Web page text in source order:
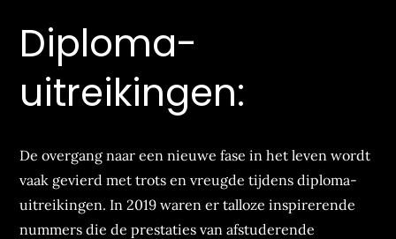
Diploma-
uitreikingen:
De overgang naar een nieuwe fase in het leven wordt
vaak gevierd met trots en vreugde tijdens diploma-
uitreikingen. In 2019 waren er talloze inspirerende
nummers die de prestaties van afstuderende